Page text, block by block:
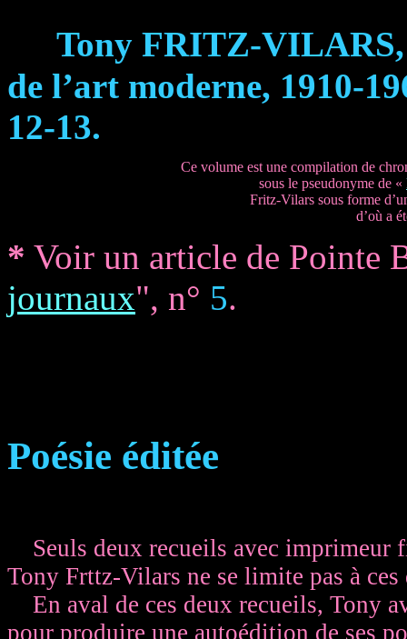
Tony FRITZ-
de l’art moderne, 1910-
12-13.
Ce volume est une compilation de
sous le pseudonyme de «
Fritz-Vilars sous forme
d’où a
* Voir un article de Pointe
journaux", n° 5.
Poésie éditée
Seuls deux recueils avec imprimeur
Tony Frttz-Vilars ne se limite pas à ces
En aval de ces deux recueils, Tony
pour produire une autoédition de ses